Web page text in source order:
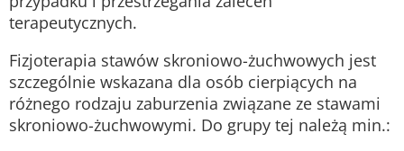
terapeutycznych.
Fizjoterapia stawów skroniowo-żuchwowych jest
szczególnie wskazana dla osób cierpiących na
różnego rodzaju zaburzenia związane ze stawami
skroniowo-żuchwowymi. Do grupy tej należą min.: